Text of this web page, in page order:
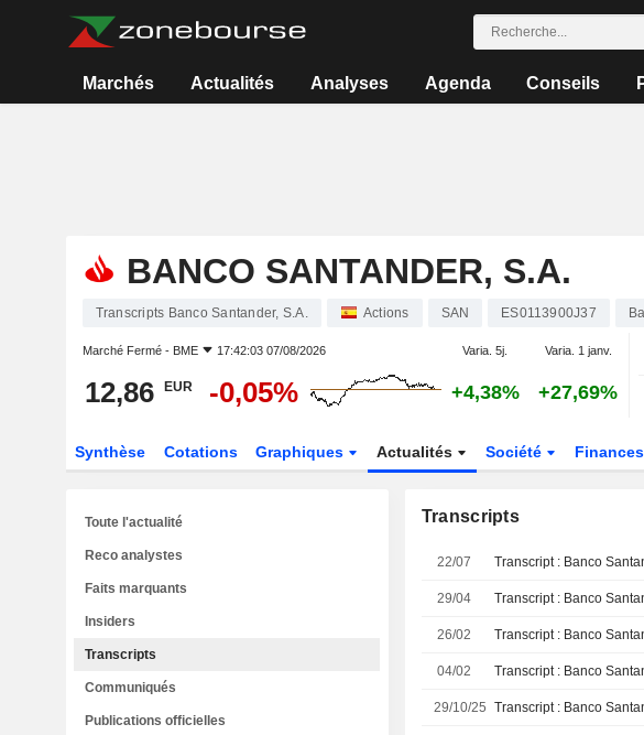
Marchés Actualités Analyses Agenda Conseils
BANCO SANTANDER, S.A.
Transcripts Banco Santander, S.A. Actions SAN ES0113900J37
Marché Fermé - BME 17:42:03 07/08/2026 Varia. 5j. Varia. 1 janv.
12,86 EUR -0,05% +4,38% +27,69%
Synthèse Cotations Graphiques Actualités Société Finances
Transcripts
22/07 Transcript : Banco
29/04 Transcript : Banco
26/02 Transcript : Banco
04/02 Transcript : Banco
29/10/25
Toute l'actualité
Reco analystes
Faits marquants
Insiders
Transcripts
Communiqués
Publications officielles